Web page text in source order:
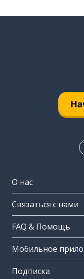
О нас
Связаться с нами
FAQ & Помощь
Мобильное
Подписка